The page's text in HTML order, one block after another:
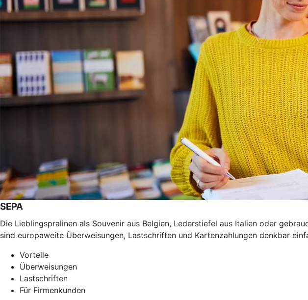
SEPA
Die Lieblingspralinen als Souvenir aus Belgien, Lederstiefel aus Italien oder
sind europaweite Überweisungen, Lastschriften und Kartenzahlungen denkbar
Vorteile
Überweisungen
Lastschriften
Für Firmenkunden